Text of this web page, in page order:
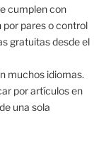
cumplen con
pares o control
gratuitas desde el
muchos idiomas.
por artículos en
una sola